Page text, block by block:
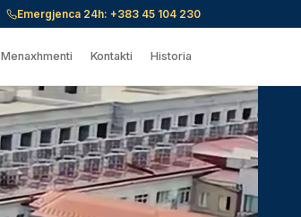
Emergjenca 24h: +383 45 104 230
Menaxhmenti Kontakti Historia